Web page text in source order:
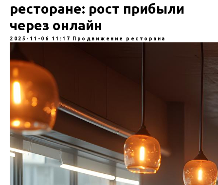
ресторане: рост прибыли
через онлайн
2025-11-06 11:17 Продвижение ресторана